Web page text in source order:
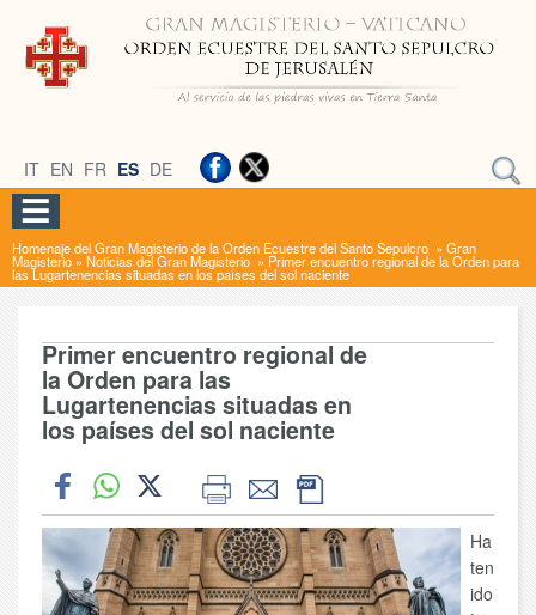
IT EN FR ES DE
Homenaje del Gran Magisterio de la Orden Ecuestre del Santo Sepulcro » Gran
Magisterio » Noticias del Gran Magisterio » Primer encuentro regional de la Orden para
las Lugartenencias situadas en los países del sol naciente
Primer encuentro regional de
la Orden para las
Lugartenencias situadas en
los países del sol naciente
Ha
ten
ido